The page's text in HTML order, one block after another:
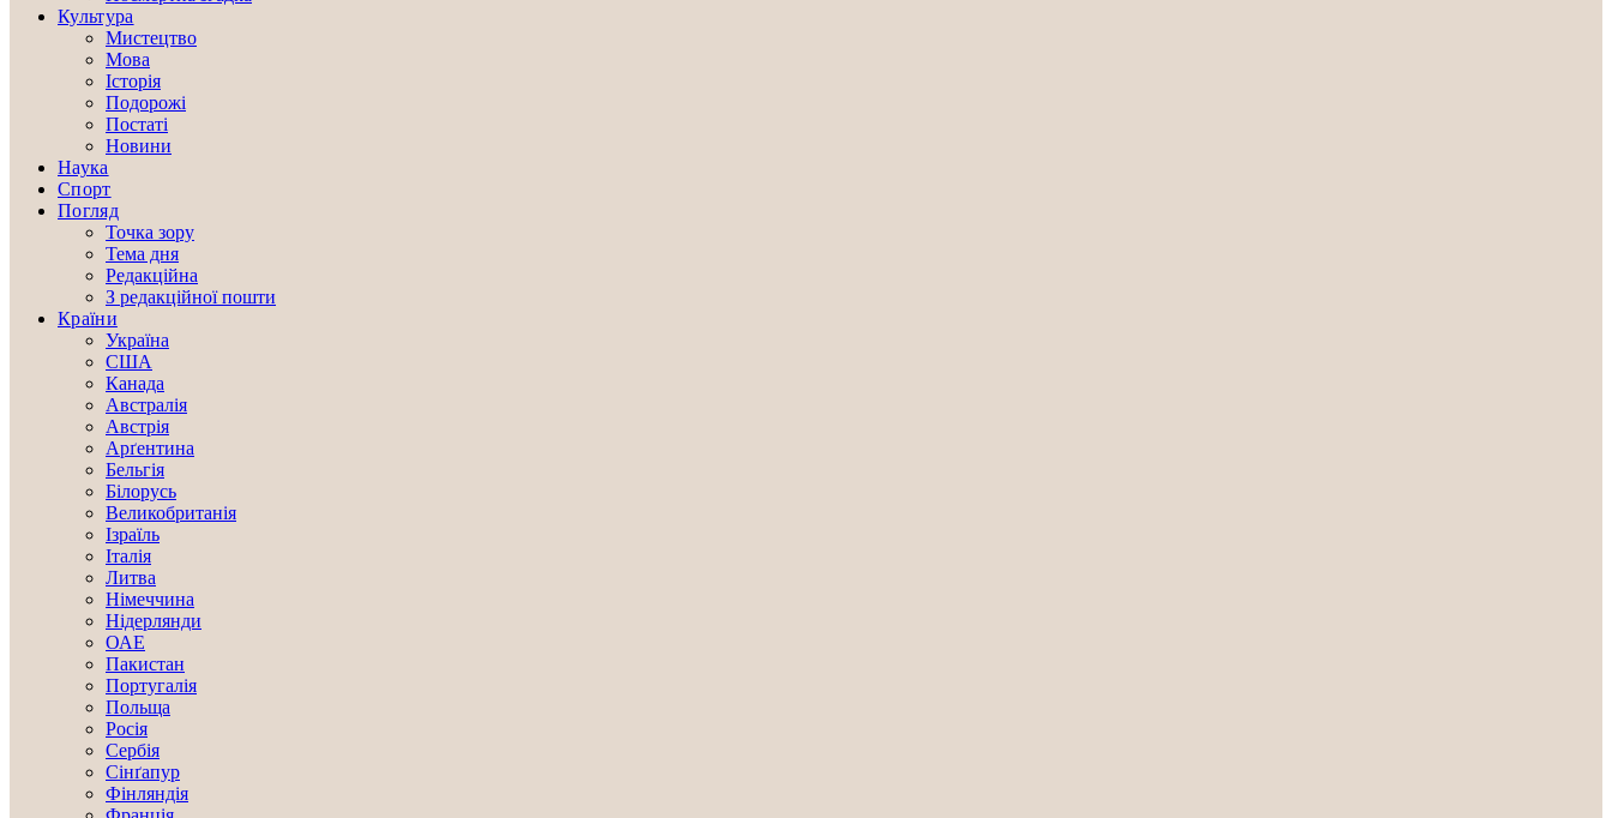
Культура
Мистецтво
Мова
Історія
Подорожі
Постаті
Новини
Наука
Спорт
Погляд
Точка зору
Тема дня
Редакційна
З редакційної пошти
Країни
Україна
США
Канада
Австралія
Австрія
Арґентина
Бельгія
Білорусь
Великобританія
Ізраїль
Італія
Литва
Німеччина
Нідерлянди
ОАЕ
Пакистан
Португалія
Польща
Росія
Сербія
Сінґапур
Фінляндія